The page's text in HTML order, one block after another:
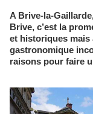
A Brive-la-
Brive, c’est la
et historiques mais
gastronomique
raisons pour faire